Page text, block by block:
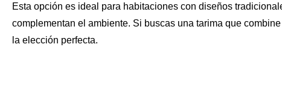
Esta opción es ideal para habitaciones con diseños
complementan el ambiente. Si buscas una tarima que
la elección perfecta.